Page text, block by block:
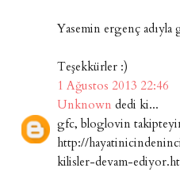
Yasemin ergenç
Teşekkürler :)
1 Ağustos 2013 22:46
Unknown dedi ki...
gfc, bloglovin
http://
kilisler-devam-